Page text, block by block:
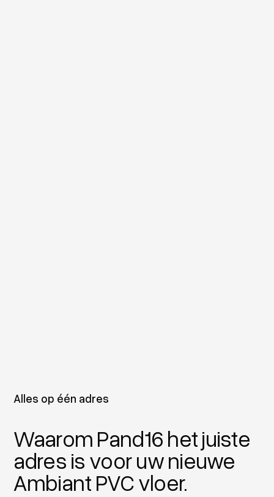
Alles op één adres
Waarom Pand16 het juiste
adres is voor uw nieuwe
Ambiant PVC vloer.